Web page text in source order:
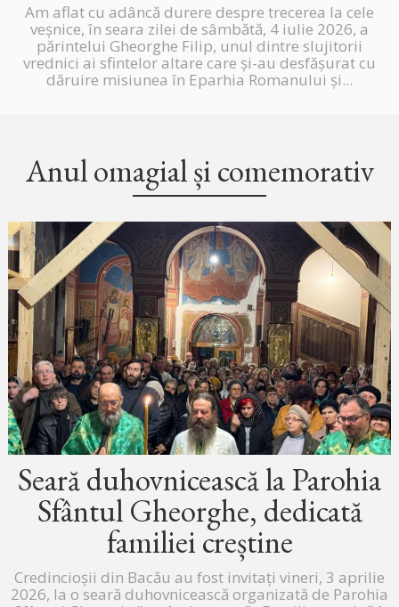
Am aflat cu adâncă durere despre trecerea la cele
veșnice, în seara zilei de sâmbătă, 4 iulie 2026, a
părintelui Gheorghe Filip, unul dintre slujitorii
vrednici ai sfintelor altare care și-au desfășurat cu
dăruire misiunea în Eparhia Romanului și...
Anul omagial și comemorativ
Seară duhovnicească la Parohia
Sfântul Gheorghe, dedicată
familiei creștine
Credincioșii din Bacău au fost invitați vineri, 3 aprilie
2026, la o seară duhovnicească organizată de Parohia